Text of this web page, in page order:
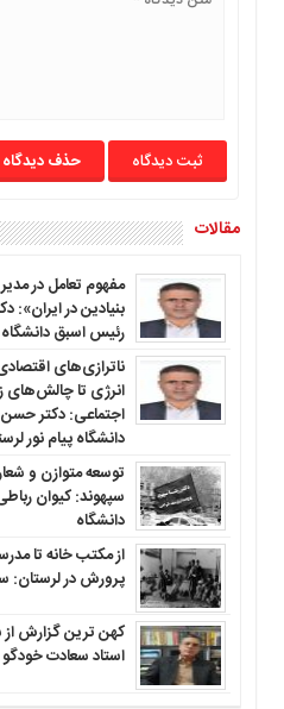
حذف دیدگاه
مقالات
مفهوم تعامل در
بنیادین در
رئیس اسبق دانشگاه
ناترازی‌های
انرژی تا
اجتماعی: دکتر
دانشگاه پیام نور
توسعه متوازن و
سپهوند: کیوان
دانشگاه
از مکتب خانه تا
پرورش در لرستان:
کهن ترین گزارش
استاد سعادت خودگو